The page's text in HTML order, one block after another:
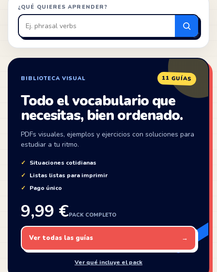
¿QUÉ QUIERES APRENDER?
Buscar
en
ZonaIngles
BIBLIOTECA VISUAL 11 GUÍAS
Todo el vocabulario que
necesitas, bien ordenado.
PDFs visuales, ejemplos y ejercicios con soluciones para
estudiar a tu ritmo.
Situaciones cotidianas
Listas listas para imprimir
Pago único
9,99 €PACK COMPLETO
Ver todas las guías →
Ver qué incluye el pack